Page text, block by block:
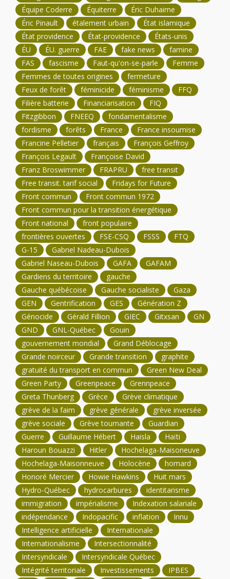
Équipe Coderre
Équiterre
Éric Duhaime
Éric Pinault
étalement urbain
État islamique
État providence
État-providence
États-unis
ÉU
ÉU. guerre FAE fake news
famine
FAS
fascisme Faut-qu'on-se-parle
Femme
Femmes de toutes origines
fermeture
Feux de forêt
féminicide féminisme
FFQ
Filière batterie
Financiarisation
FIQ
Fitzgibbon
FNEEQ
fondamentalisme
fordisme
forêts France
France insoumise
Francine Pelletier
français
François Geffroy
François Legault
Françoise David
Franz Broswimmer
FRAPRU
free transit
Free transit. tarif social
Fridays for Future
Front commun
Front commun 1972
Front commun pour la transition énergétique
Front national
front populaire
frontières ouvertes
FSE-CSQ FSSS
FTQ
G-15
Gabriel Nadeau-Dubois
Gabriel Naseau-Dubois
GAFA
GAFAM
Gardiens du territoire
gauche
Gauche québécoise
Gauche socialiste
Gaza
GEN
Gentrification GES
Génération Z
Génocide
Gérald Fillion GIEC Gitxsan
GN
GND
GNL-Québec
Gouin
gouvernement mondial
Grand Déblocage
Grande noirceur
Grande transition
graphite
gratuité du transport en commun
Green New Deal
Green Party
Greenpeace
Grennpeace
Greta Thunberg
Grèce
Grève climatique
grève de la faim
grève générale
grève inversée
grève sociale
Grève tournante
Guardian
Guerre
Guillaume Hébert Haisla
Haïti
Haroun Bouazzi
Hitler
Hochelaga-Maisoneuve
Hochelaga-Maisonneuve
Holocène
homard
Honoré Mercier
Howie Hawkins
Huit mars
Hydro-Québec
hydrocarbures
identitarisme
immigration
impérialisme
Indexation salariale
indépendance
Indopacific inflation
Innu
Intelligence artificielle
Internationale
Internationalisme
Intersectionnalité
Intersyndicale
Intersyndicale Québec
Intégrité territoriale
Investissements
IPBES